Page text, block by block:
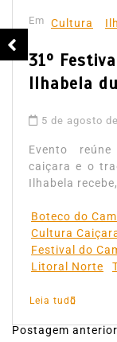
Em Cultura
31º
Ilhabela
5 de agosto
Evento
caiçara e o
Ilhabela
Boteco do
Cultura
Festival do
Litoral Norte
Leia tudo
N
Postagem anterior